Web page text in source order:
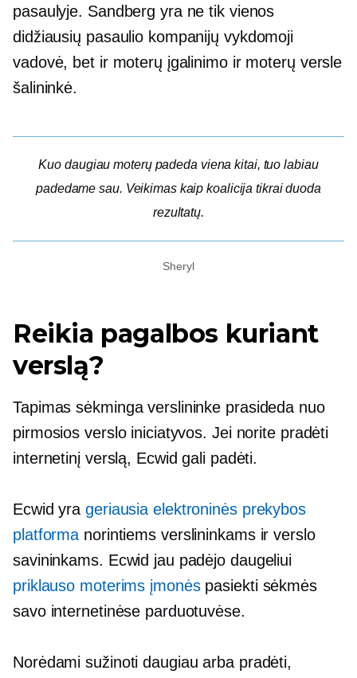
pasaulyje. Sandberg yra ne tik vienos
didžiausių pasaulio kompanijų vykdomoji
vadovė, bet ir moterų įgalinimo ir moterų versle
šalininkė.
Kuo daugiau moterų padeda viena kitai, tuo labiau
padedame sau. Veikimas kaip koalicija tikrai duoda
rezultatų.
Sheryl
Reikia pagalbos kuriant
verslą?
Tapimas sėkminga verslininke prasideda nuo
pirmosios verslo iniciatyvos. Jei norite pradėti
internetinį verslą, Ecwid gali padėti.
Ecwid yrageriausia elektroninės prekybos
platforma norintiems verslininkams ir verslo
savininkams. Ecwid jau padėjo daugeliui
priklauso moterims įmonėspasiekti sėkmės
savo internetinėse parduotuvėse.
Norėdami sužinoti daugiau arba pradėti,